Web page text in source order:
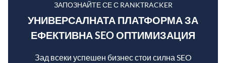
ЗАПОЗНАЙТЕ СЕ С RANKTRACKER
УНИВЕРСАЛНАТА ПЛАТФОРМА ЗА
ЕФЕКТИВНА SEO ОПТИМИЗАЦИЯ
Зад всеки успешен бизнес стои силна SEO